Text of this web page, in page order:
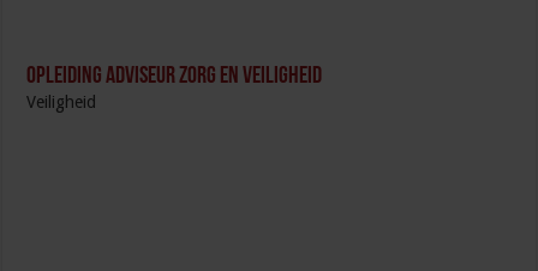
Opleiding Adviseur zorg en veiligheid
Veiligheid